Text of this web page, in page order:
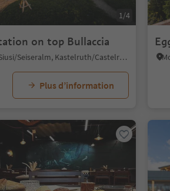
1/4
on top Bullaccia
Alpe di Siusi/Seiseralm, Kastelruth/Castelrotto, Dolomites Region Seiser Alm
Plus d’information